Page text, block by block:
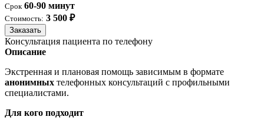
Срок 60-90 минут
Стоимость: 3 500 ₽
Заказать
Консультация пациента по телефону
Описание
Экстренная и плановая помощь зависимым в формате
анонимных телефонных консультаций с профильными
специалистами.
Для кого подходит